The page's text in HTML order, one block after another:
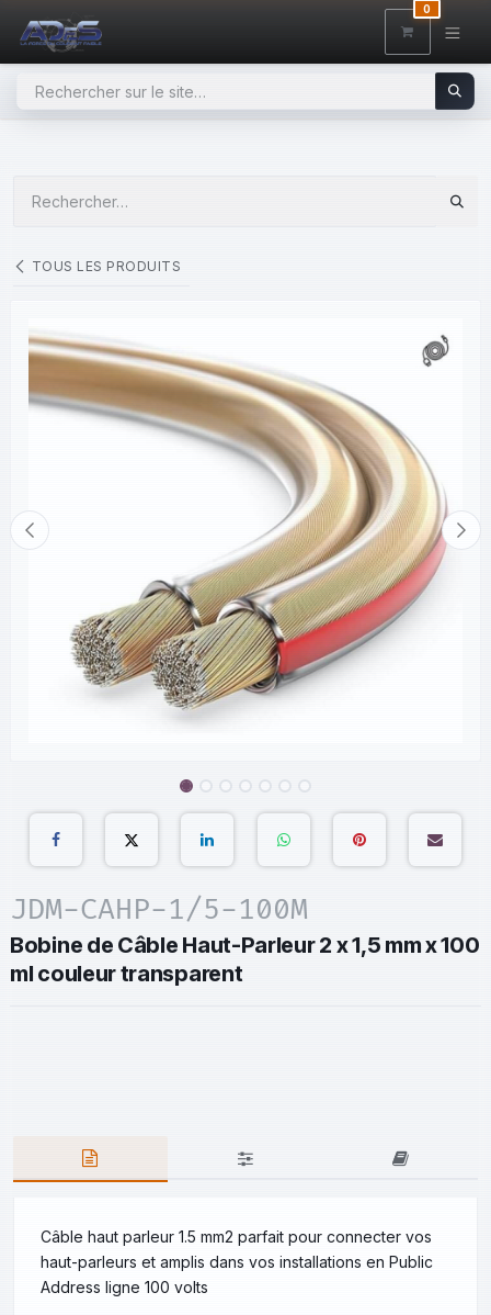
0
TOUS LES PRODUITS
JDM-CAHP-1/5-100M
Bobine de Câble Haut-Parleur 2 x 1,5 mm x 100
ml couleur transparent
Câble haut parleur 1.5 mm2 parfait pour connecter vos
haut-parleurs et amplis dans vos installations en Public
Address ligne 100 volts